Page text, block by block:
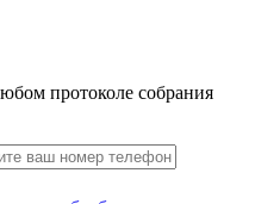
протоколе собрания